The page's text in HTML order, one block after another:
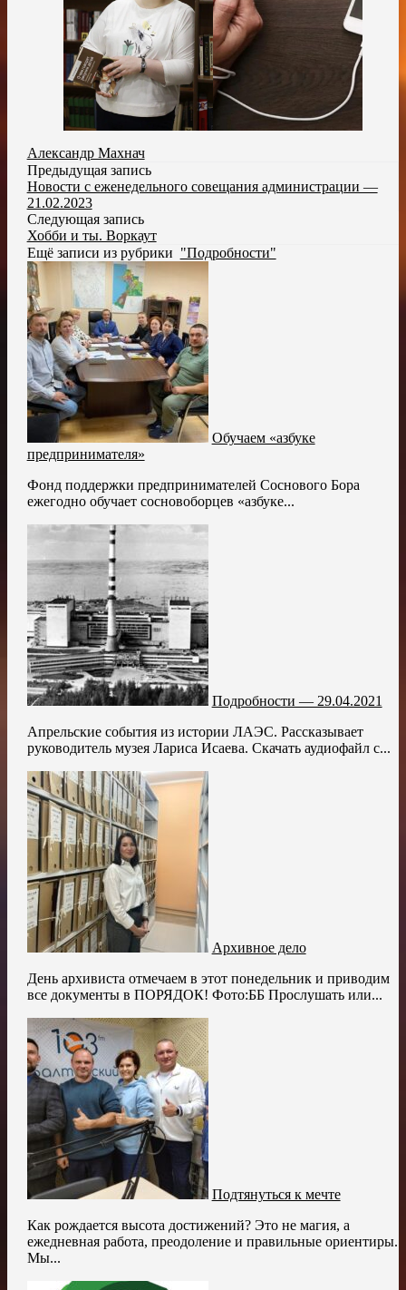
Александр Махнач
Предыдущая запись
Новости с еженедельного совещания администрации —
21.02.2023
Следующая запись
Хобби и ты. Воркаут
Ещё записи из рубрики "Подробности"
Обучаем «азбуке
предпринимателя»
Фонд поддержки предпринимателей Соснового Бора
ежегодно обучает сосновоборцев «азбуке...
Подробности — 29.04.2021
Апрельские события из истории ЛАЭС. Рассказывает
руководитель музея Лариса Исаева. Скачать аудиофайл с...
Архивное дело
День архивиста отмечаем в этот понедельник и приводим
все документы в ПОРЯДОК! Фото:ББ Прослушать или...
Подтянуться к мечте
Как рождается высота достижений? Это не магия, а
ежедневная работа, преодоление и правильные ориентиры.
Мы...